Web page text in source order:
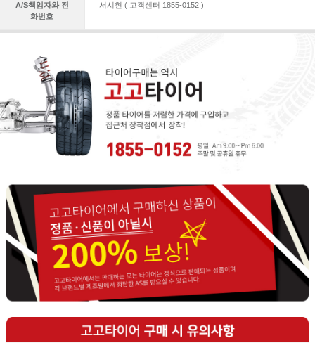
A/S책임자와 전
화번호
서시현 ( 고객센터 1855-0152 )